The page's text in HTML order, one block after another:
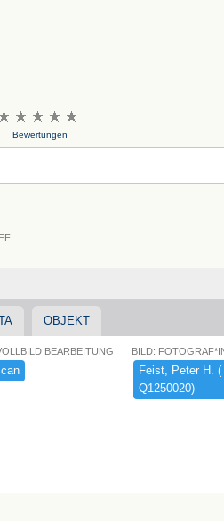
Bewertungen
OBJEKT
BEARBEITUNG BILD:
Feist,​ ​Peter ​H.​ ​(​
Q1250020)​